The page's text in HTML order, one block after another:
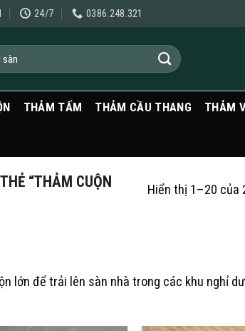
24/7 0386.248.321
THẢM TẤM THẢM CẦU THANG THẢM
“THẢM CUỘN
Hiển thị 1–20 của
lớn để trải lên sàn nhà trong các khu nghỉ